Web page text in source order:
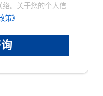
络。关于您的个人信
策》